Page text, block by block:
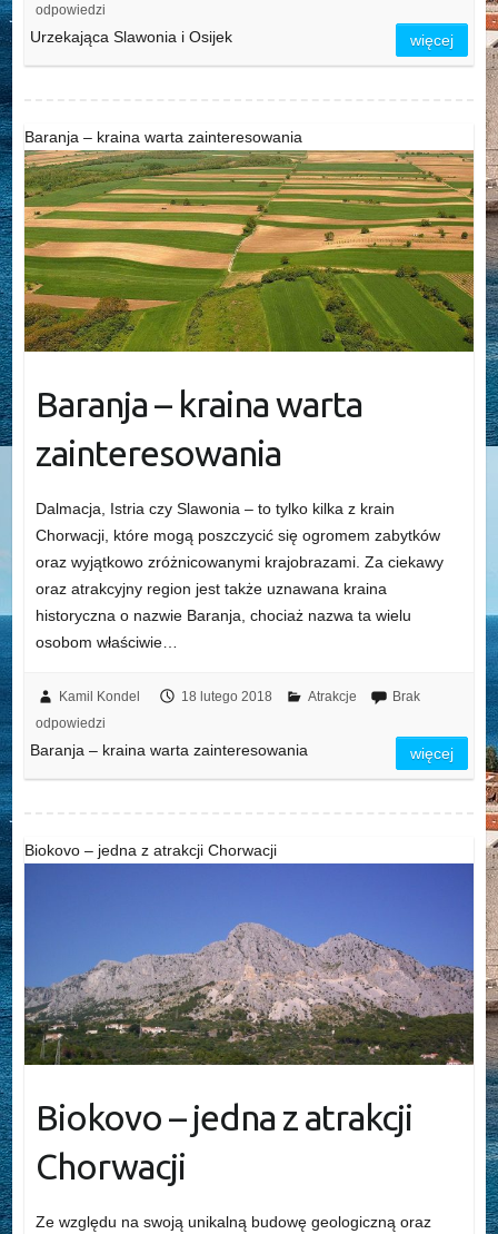
odpowiedzi
Urzekająca Slawonia i Osijek więcej
Baranja – kraina warta zainteresowania
Baranja – kraina warta
zainteresowania
Dalmacja, Istria czy Slawonia – to tylko kilka z krain
Chorwacji, które mogą poszczycić się ogromem zabytków
oraz wyjątkowo zróżnicowanymi krajobrazami. Za ciekawy
oraz atrakcyjny region jest także uznawana kraina
historyczna o nazwie Baranja, chociaż nazwa ta wielu
osobom właściwie…
Kamil Kondel 18 lutego 2018 Atrakcje
Brak
odpowiedzi
Baranja – kraina warta zainteresowania więcej
Biokovo – jedna z atrakcji Chorwacji
Biokovo – jedna z atrakcji
Chorwacji
Ze względu na swoją unikalną budowę geologiczną oraz